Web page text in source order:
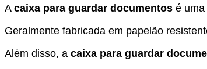
A caixa para guardar documentos é
Geralmente fabricada em papelão
Além disso, a caixa para guardar